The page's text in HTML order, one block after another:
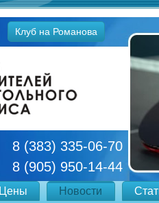
Клуб на Романова
8 (383) 335-06-70
8 (905) 950-14-44
Цены Новости